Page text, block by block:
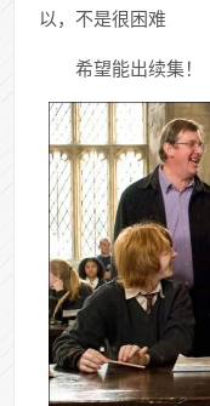
以，不是很困难
希望能出续集！